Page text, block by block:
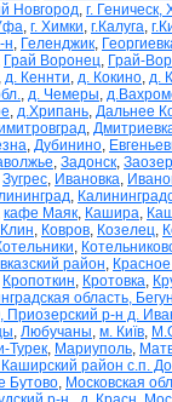
Новгород, г. Геническ,
, г. Химки, г.Калуга,
н, Геленджик,
Грай Воронец, Грай-
, д. Кеннти, д. Кокино, д.
, д. Чемеры,
, д.Хрипань, Дальнее
,
, Дубинино,
, Задонск,
Зугрес, Ивановка,
,
кафе Маяк, Кашира,
Клин, Ковров, Козелец,
,
район,
Кропоткин, Кротовка,
область,
Приозерский р-н д.
, Любучаны, м. Київ,
Турек, Мариуполь,
район с.п.
Бутово, Московская